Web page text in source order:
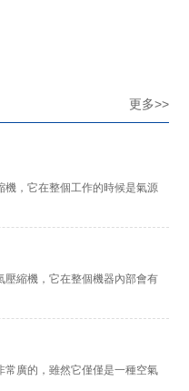
更多>>
機，它在整個工作的時候是氣源
壓縮機，它在整個機器內部會有
常廣的，雖然它僅僅是一種空氣